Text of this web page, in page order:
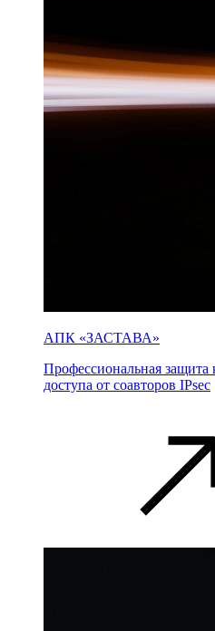
АПК «ЗАСТАВА»
Профессиональная защита
доступа от соавторов IPsec